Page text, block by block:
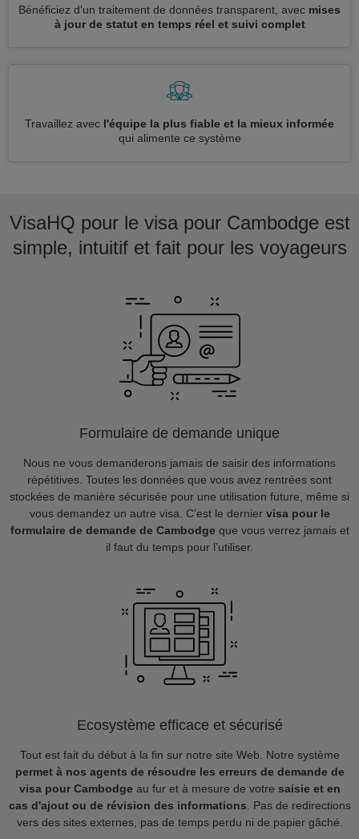
Bénéficiez d'un traitement de données transparent, avec mises
à jour de statut en temps réel et suivi complet
Travaillez avec l'équipe la plus fiable et la mieux informée
qui alimente ce système
VisaHQ pour le visa pour Cambodge est
simple, intuitif et fait pour les voyageurs
Formulaire de demande unique
Nous ne vous demanderons jamais de saisir des informations
répétitives. Toutes les données que vous avez rentrées sont
stockées de manière sécurisée pour une utilisation future, même si
vous demandez un autre visa. C’est le dernier visa pour le
formulaire de demande de Cambodge que vous verrez jamais et
il faut du temps pour l’utiliser.
Ecosystème efficace et sécurisé
Tout est fait du début à la fin sur notre site Web. Notre système
permet à nos agents de résoudre les erreurs de demande de
visa pour Cambodge au fur et à mesure de votre saisie et en
cas d'ajout ou de révision des informations . Pas de redirections
vers des sites externes, pas de temps perdu ni de papier gâché.